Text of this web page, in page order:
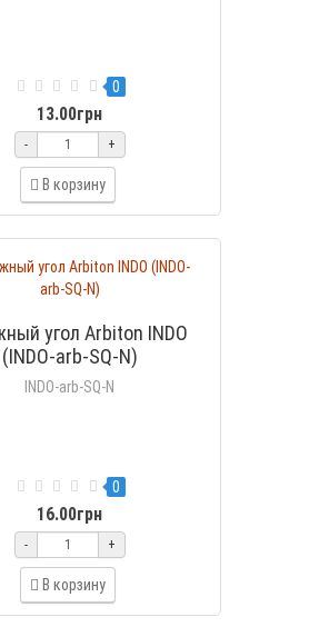
0
13.00грн
- +
В корзину
угол Arbiton INDO
(INDO-arb-SQ-N)
INDO-arb-SQ-N
0
16.00грн
- +
В корзину